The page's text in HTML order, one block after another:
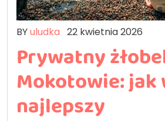
BYuludka 22 kwietnia 2026
Prywatny
Mokotowie: jak
najlepszy